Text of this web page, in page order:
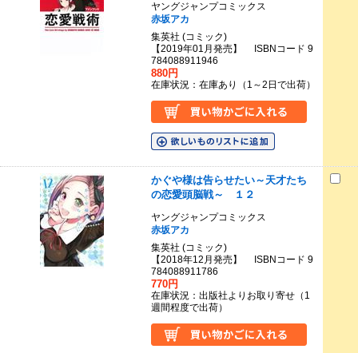
ヤングジャンプコミックス
赤坂アカ
集英社 (コミック)
【2019年01月発売】 ISBNコード 9
784088911946
880円
在庫状況：在庫あり（1～2日で出荷）
かぐや様は告らせたい～天才たち
の恋愛頭脳戦～ １２
ヤングジャンプコミックス
赤坂アカ
集英社 (コミック)
【2018年12月発売】 ISBNコード 9
784088911786
770円
在庫状況：出版社よりお取り寄せ（1
週間程度で出荷）